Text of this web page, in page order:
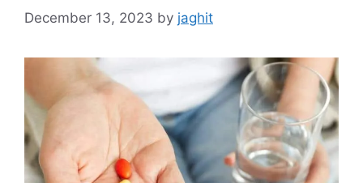
December 13, 2023 by jaghit